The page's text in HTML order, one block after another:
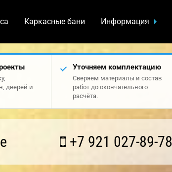
Каркасные бани Информация
дверей и
Уточняем комплектацию
Сверяем материалы и состав
работ до окончательного
расчёта.
+7 921 027-89-78